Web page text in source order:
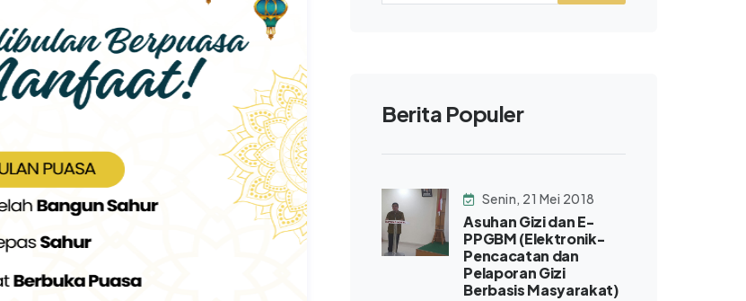
Berita Populer
Senin, 21 Mei 2018
Asuhan Gizi dan E-
PPGBM (Elektronik-
Pencacatan dan
Pelaporan Gizi
Berbasis Masyarakat)